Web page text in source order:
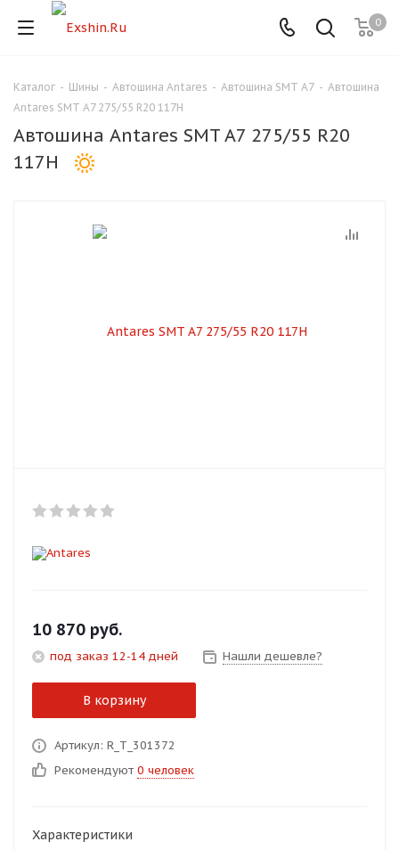
0
Каталог - Шины - Автошина Antares - Автошина SMT A7 - Автошина
Antares SMT A7 275/55 R20 117H
Автошина Antares SMT A7 275/55 R20
117H
10 870 руб.
под заказ 12-14 дней Нашли дешевле?
В корзину
Артикул: R_T_301372
Рекомендуют 0 человек
Характеристики
Для клиентов всех банков
Разбейте
оплату
Оплачивайте сегодня только
Оставшиеся 75
% будут
списыватьсяс вашей карты
25%каждые 2 недели